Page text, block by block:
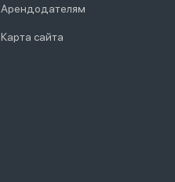
Арендодателям
Карта сайта